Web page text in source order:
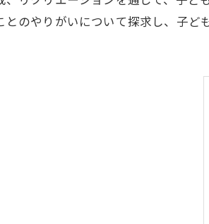
とのやりがいについて探求し、子ど